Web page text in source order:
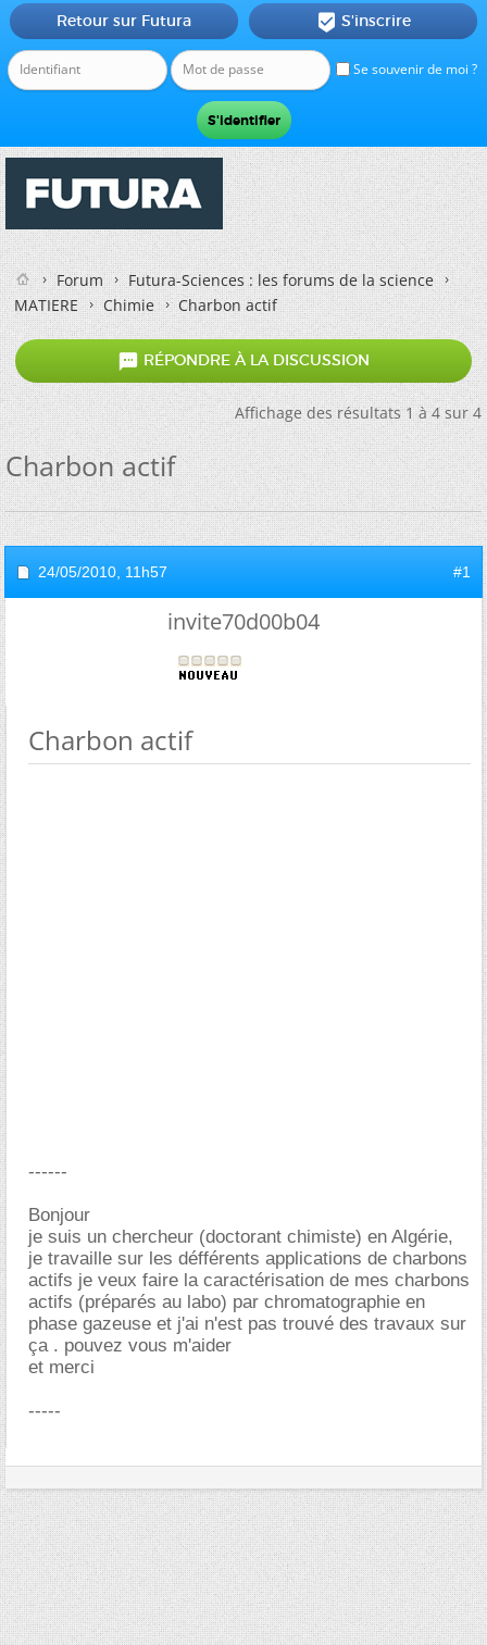
Se souvenir de moi ?
Retour sur Futura  S'inscrire
Forum
Futura-Sciences : les forums de la science
MATIERE
Chimie Charbon actif
 RÉPONDRE À LA DISCUSSION
Affichage des résultats 1 à 4 sur 4
Charbon actif
24/05/2010, 11h57 #1
invite70d00b04
Charbon actif
------
Bonjour
je suis un chercheur (doctorant chimiste) en Algérie,
je travaille sur les défférents applications de charbons
actifs je veux faire la caractérisation de mes charbons
actifs (préparés au labo) par chromatographie en
phase gazeuse et j'ai n'est pas trouvé des travaux sur
ça . pouvez vous m'aider
et merci
-----